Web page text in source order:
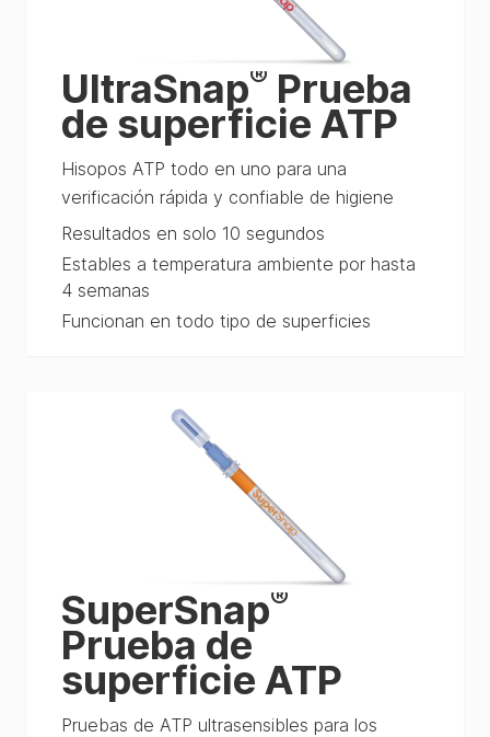
UltraSnap® Prueba
de superficie ATP
Hisopos ATP todo en uno para una
verificación rápida y confiable de higiene
Resultados en solo 10 segundos
Estables a temperatura ambiente por hasta
4 semanas
Funcionan en todo tipo de superficies
SuperSnap®
Prueba de
superficie ATP
Pruebas de ATP ultrasensibles para los